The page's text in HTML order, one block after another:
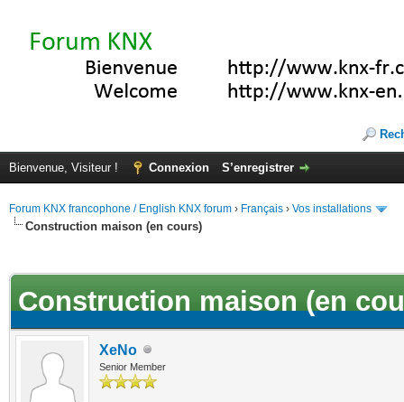
Bienvenue, Visiteur ! Connexion S’enregistrer
Forum KNX francophone / English KNX forum › Français › Vos installations
Construction maison (en cours)
Construction maison (en
XeNo
Senior Member